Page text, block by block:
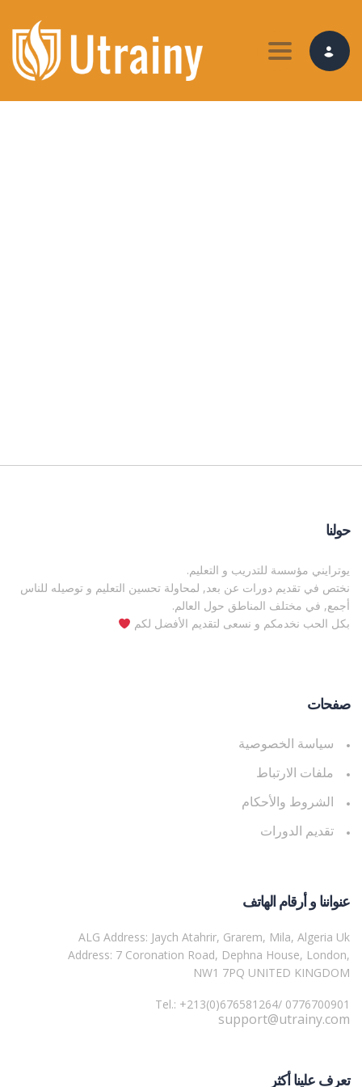
Toggle
حولنا
يوترايني مؤسسة للتدريب و التعليم.
نختص في تقديم دورات عن بعد, لمحاولة تحسين التعليم و توصيله للناس
أجمع, في مختلف المناطق حول العالم.
بكل الحب نخدمكم و نسعى لتقديم الأفضل لكم
صفحات
سياسة الخصوصية
ملفات الارتباط
الشروط والأحكام
تقديم الدورات
عنواننا و أرقام الهاتف
ALG Address: Jaych Atahrir, Grarem, Mila, Algeria Uk
Address: 7 Coronation Road, Dephna House, London,
NW1 7PQ UNITED KINGDOM
Tel.: +213(0)676581264/ 0776700901
support@utrainy.com
تعرف علينا أكثر